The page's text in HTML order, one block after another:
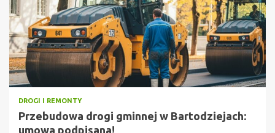
DROGI I REMONTY
Przebudowa drogi gminnej w Bartodziejach:
umowa podpisana!